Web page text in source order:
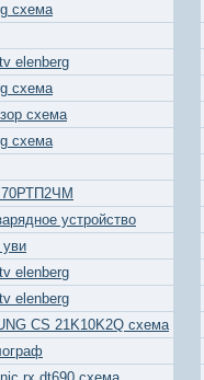
схема
elenberg
схема
схема
схема
устройство
elenberg
elenberg
CS 21K10K2Q схема